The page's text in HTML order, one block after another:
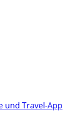
und Travel-App